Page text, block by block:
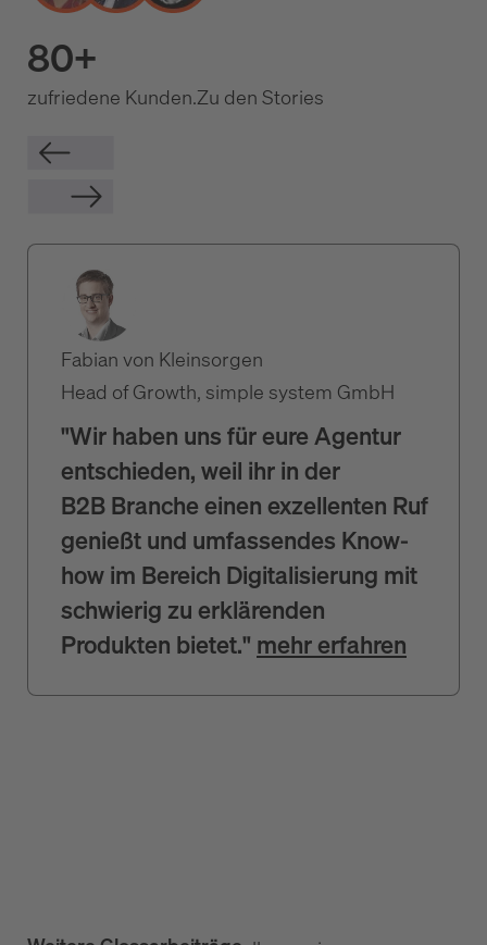
80+
zufriedene Kunden.Zu den Stories
Fabian von Kleinsorgen
Head of Growth, simple system GmbH
"Wir haben uns für eure Agentur
entschieden, weil ihr in der
B2B Branche einen exzellenten Ruf
genießt und umfassendes Know-
how im Bereich Digitalisierung mit
schwierig zu erklärenden
Produkten bietet." mehr erfahren